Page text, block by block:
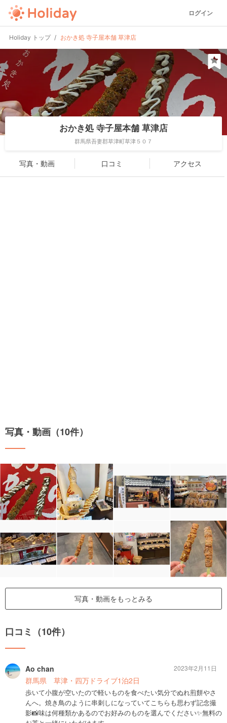
ログイン
Holiday トップ おかき処 寺子屋本舗 草津店
おかき処 寺子屋本舗 草津店
群馬県吾妻郡草津町草津５０７
写真・動画 口コミ アクセス
写真・動画（10件）
写真・動画をもっとみる
口コミ（10件）
Ao chan
群馬県 草津・四万ドライブ1泊2日
歩いて小腹が空いたので軽いものを食べたい気分でぬれ煎餅やさ
んへ。焼き鳥のように串刺しになっていてこちらも思わず記念撮
影📸味は何種類かあるのでお好みのものを選んでください✨無料の
2023年2月11日